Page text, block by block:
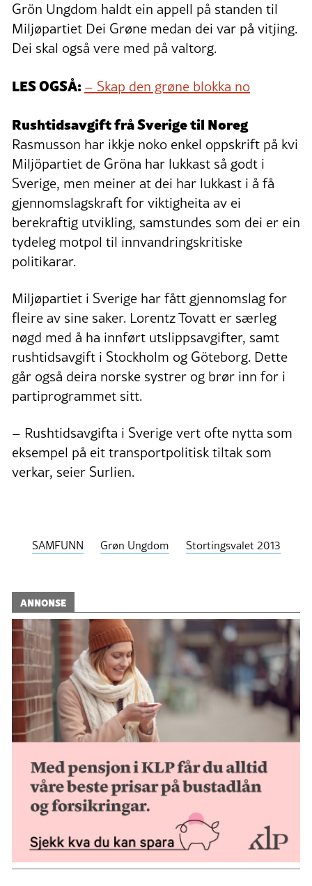
Grön Ungdom haldt ein appell på standen til
Miljøpartiet Dei Grøne medan dei var på vitjing.
Dei skal også vere med på valtorg.
LES OGSÅ:– Skap den grøne blokka no
Rushtidsavgift frå Sverige til Noreg
Rasmusson har ikkje noko enkel oppskrift på kvi
Miljöpartiet de Gröna har lukkast så godt i
Sverige, men meiner at dei har lukkast i å få
gjennomslagskraft for viktigheita av ei
berekraftig utvikling, samstundes som dei er ein
tydeleg motpol til innvandringskritiske
politikarar.
Miljøpartiet i Sverige har fått gjennomslag for
fleire av sine saker. Lorentz Tovatt er særleg
nøgd med å ha innført utslippsavgifter, samt
rushtidsavgift i Stockholm og Göteborg. Dette
går også deira norske systrer og brør inn for i
partiprogrammet sitt.
– Rushtidsavgifta i Sverige vert ofte nytta som
eksempel på eit transportpolitisk tiltak som
verkar, seier Surlien.
SAMFUNN Grøn Ungdom Stortingsvalet 2013
ANNONSE